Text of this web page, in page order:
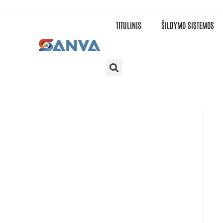
TITULINIS ŠILDYMO SISTEMOS